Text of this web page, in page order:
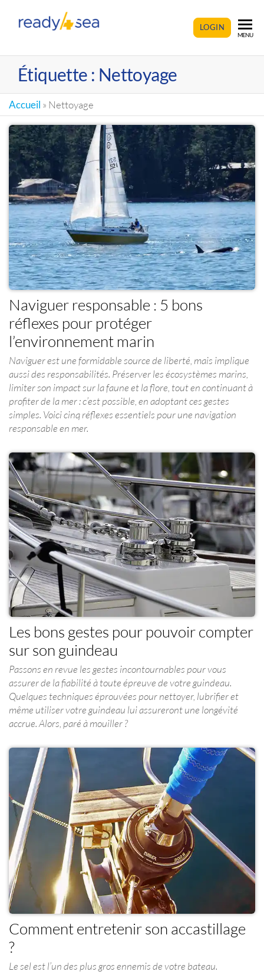
READY4SEALOGIN
MENU
Étiquette : Nettoyage
Accueil » Nettoyage
Naviguer responsable : 5 bons
réflexes pour protéger
l’environnement marin
Naviguer est une formidable source de liberté, mais implique
aussi des responsabilités. Préserver les écosystèmes marins,
limiter son impact sur la faune et la flore, tout en continuant à
profiter de la mer : c’est possible, en adoptant ces gestes
simples. Voici cinq réflexes essentiels pour une navigation
responsable en mer.
Les bons gestes pour pouvoir compter
sur son guindeau
Passons en revue les gestes incontournables pour vous
assurer de la fiabilité à toute épreuve de votre guindeau.
Quelques techniques éprouvées pour nettoyer, lubrifier et
même utiliser votre guindeau lui assureront une longévité
accrue. Alors, paré à mouiller ?
Comment entretenir son accastillage
?
Le sel est l’un des plus gros ennemis de votre bateau.